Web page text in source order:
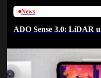
News
ADO Sense 3.0: LiDAR